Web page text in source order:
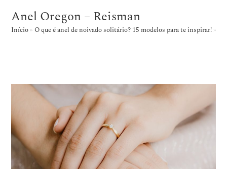
Anel Oregon – Reisman
Início » O que é anel de noivado solitário? 15 modelos para te inspirar! »